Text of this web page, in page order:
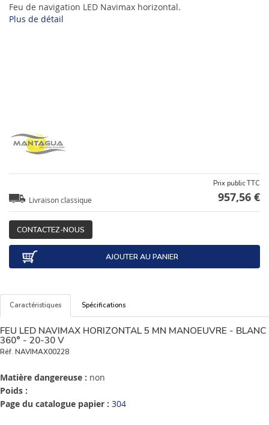
Feu de navigation LED Navimax horizontal.
Plus de détail
Livraison classique
Prix public TTC
957,56 €
CONTACTEZ-NOUS
AJOUTER AU PANIER
Caractéristiques Spécifications
FEU LED NAVIMAX HORIZONTAL 5 MN MANOEUVRE - BLANC
360° - 20-30 V
Réf. NAVIMAX00228
Matière dangereuse : non
Poids :
Page du catalogue papier : 304